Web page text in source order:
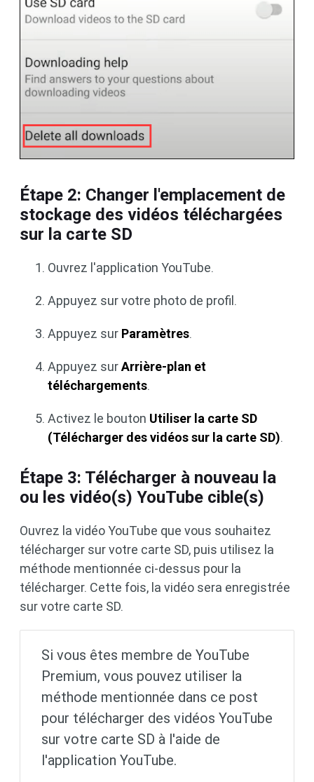
Étape 2: Changer l'emplacement de
stockage des vidéos téléchargées
sur la carte SD
Ouvrez l'application YouTube.
Appuyez sur votre photo de profil.
Appuyez sur Paramètres.
Appuyez surArrière-plan et
téléchargements.
Activez le bouton Utiliser la carte SD
(Télécharger des vidéos sur la carte SD).
Étape 3: Télécharger à nouveau la
ou les vidéo(s) YouTube cible(s)
Ouvrez la vidéo YouTube que vous souhaitez
télécharger sur votre carte SD, puis utilisez la
méthode mentionnée ci-dessus pour la
télécharger. Cette fois, la vidéo sera enregistrée
sur votre carte SD.
Si vous êtes membre de YouTube
Premium, vous pouvez utiliser la
méthode mentionnée dans ce post
pour télécharger des vidéos YouTube
sur votre carte SD à l'aide de
l'application YouTube.